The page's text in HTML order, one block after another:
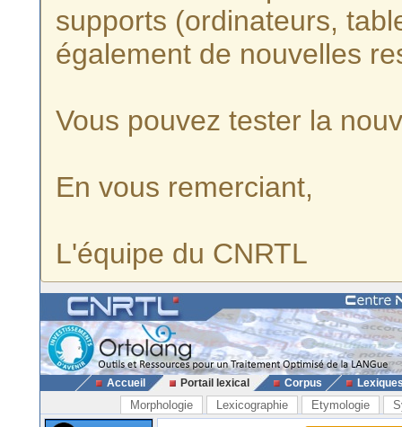
supports (ordinateurs,
également de nouvelles
Vous pouvez tester la
En vous remerciant,
L'équipe du CNRTL
Accueil Portail lexical Corpus
Morphologie Lexicographie Etymologie